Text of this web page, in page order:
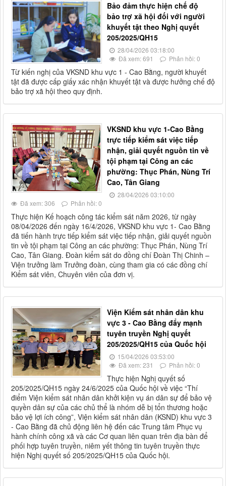
Bảo đảm thực hiện chế độ
bảo trợ xã hội đối với người
khuyết tật theo Nghị quyết
205/2025/QH15
28/04/2026 03:18:00
Đã xem: 691
Phản hồi: 0
Từ kiến nghị của VKSND khu vực 1 - Cao Bằng, người khuyết
tật đã được cấp giấy xác nhận khuyết tật và được hưởng chế độ
bảo trợ xã hội theo quy định.
VKSND khu vực 1-Cao Bằng
trực tiếp kiểm sát việc tiếp
nhận, giải quyết nguồn tin về
tội phạm tại Công an các
phường: Thục Phán, Nùng Trí
Cao, Tân Giang
28/04/2026 03:10:00
Đã xem: 306
Phản hồi: 0
Thực hiện Kế hoạch công tác kiểm sát năm 2026, từ ngày
08/04/2026 đến ngày 16/4/2026, VKSND khu vực 1- Cao Bằng
đã tiến hành trực tiếp kiểm sát việc tiếp nhận, giải quyết nguồn
tin về tội phạm tại Công an các phường: Thục Phán, Nùng Trí
Cao, Tân Giang. Đoàn kiểm sát do đồng chí Đoàn Thị Chinh –
Viện trưởng làm Trưởng đoàn, cùng tham gia có các đồng chí
Kiểm sát viên, Chuyên viên của đơn vị.
Viện Kiểm sát nhân dân khu
vực 3 - Cao Bằng đẩy mạnh
tuyên truyền Nghị quyết
205/2025/QH15 của Quốc hội
15/04/2026 03:53:00
Đã xem: 231
Phản hồi: 0
Thực hiện Nghị quyết số
205/2025/QH15 ngày 24/6/2025 của Quốc hội về việc “Thí
điểm Viện kiểm sát nhân dân khởi kiện vụ án dân sự để bảo vệ
quyền dân sự của các chủ thể là nhóm dễ bị tổn thương hoặc
bảo vệ lợi ích công”, Viện kiểm sát nhân dân (KSND) khu vực 3
- Cao Bằng đã chủ động liên hệ đến các Trung tâm Phục vụ
hành chính công xã và các Cơ quan liên quan trên địa bàn để
phối hợp tuyên truyền, niêm yết thông tin tuyên truyền thực
hiện Nghị quyết số 205/2025/QH15 của Quốc hội.